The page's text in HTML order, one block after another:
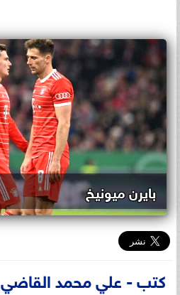
بايرن ميونيخ
كتب - علي محمد القاضي